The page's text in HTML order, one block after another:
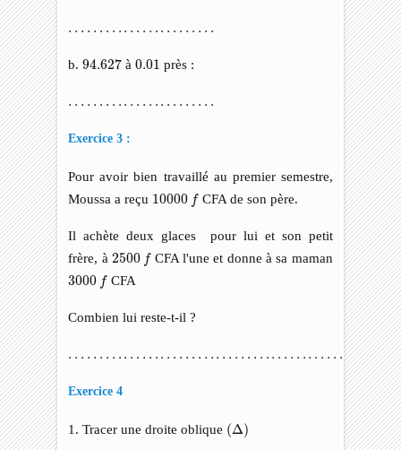
… … … … … … … …
…… … …… … ……
b.94.627
94.627 à0.01
0.01 près :
… … … … … … … …
…… … …… … ……
Exercice 3 :
Pour avoir bien travaillé au premier semestre,
Moussa a reçu 10000 f
10000 CFA de son père.
Il achète deux glaces pour lui et son petit
frère, à 2500 f
2500 CFA l'une et donne à sa maman
3000 f
3000 CFA
Combien lui reste-t-il ?
… … … … … … … … … … … … … … …
…… … …… … …… … …… … …… …
Exercice 4
1. Tracer une droite oblique (Δ)
( Δ )